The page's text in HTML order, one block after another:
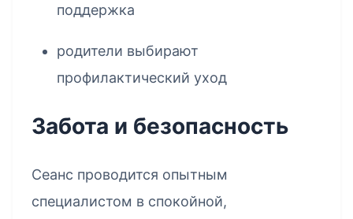
поддержка
родители выбирают
профилактический уход
Забота и безопасность
Сеанс проводится опытным
специалистом в спокойной,